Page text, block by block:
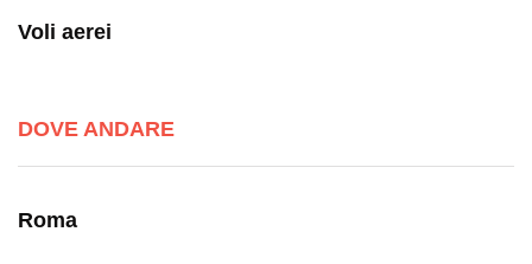
Voli aerei
DOVE ANDARE
Roma